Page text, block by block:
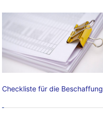
Checkliste für die Beschaffung